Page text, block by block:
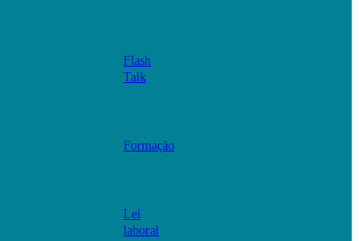
Flash
Talk
Formação
Lei
laboral